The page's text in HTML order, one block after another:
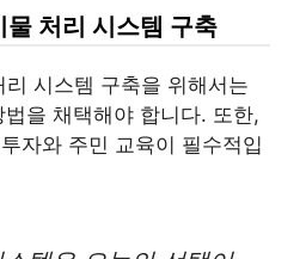
처리 시스템 구축
시스템 구축을 위해서는
법을 채택해야 합니다. 또한,
자와 주민 교육이 필수적입